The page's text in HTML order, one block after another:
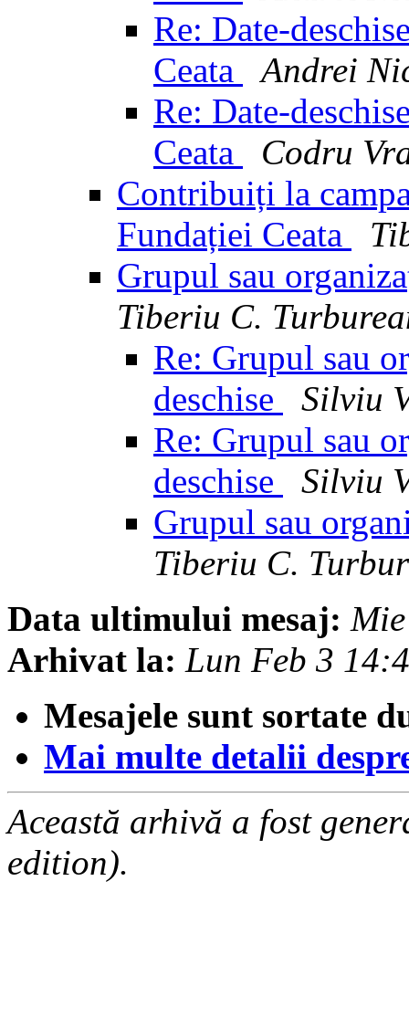
Re: Date-
Ceata
Andrei
Re: Date-
Ceata
Codru
Contribuiți la
Fundației Ceata
Grupul sau
Tiberiu C.
Re: Grupul sau
deschise
Silviu
Re: Grupul sau
deschise
Silviu
Grupul sau
Tiberiu C.
Data ultimului mesaj:
Arhivat la: Lun Feb 3
Mesajele sunt sortate
Mai multe detalii
Această arhivă a fost
edition).